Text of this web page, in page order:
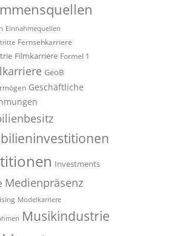
Einnahmequellen
Fernsehkarriere
Filmkarriere Formel 1
GeoB
Geschäftliche
Investments
Medienpräsenz
Modelkarriere
Musikindustrie